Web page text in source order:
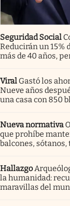
Seguridad Social
Reducirán un 15%
más de 40 años,
Viral Gastó los
Nueve años
una casa con 850
Nueva normativa
que prohíbe
balcones,
Hallazgo
la humanidad:
maravillas del